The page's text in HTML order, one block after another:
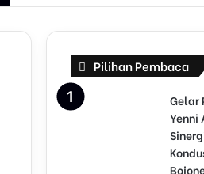
Pilihan Pembaca
Gelar
Yenni